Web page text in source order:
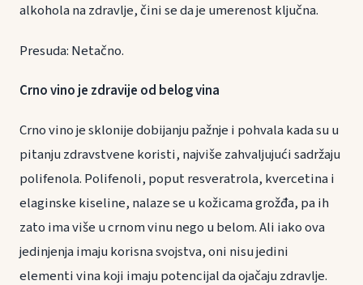
alkohola na zdravlje, čini se da je umerenost ključna.
Presuda: Netačno.
Crno vino je zdravije od belog vina
Crno vino je sklonije dobijanju pažnje i pohvala kada su u
pitanju zdravstvene koristi, najviše zahvaljujući sadržaju
polifenola. Polifenoli, poput resveratrola, kvercetina i
elaginske kiseline, nalaze se u kožicama grožđa, pa ih
zato ima više u crnom vinu nego u belom. Ali iako ova
jedinjenja imaju korisna svojstva, oni nisu jedini
elementi vina koji imaju potencijal da ojačaju zdravlje.